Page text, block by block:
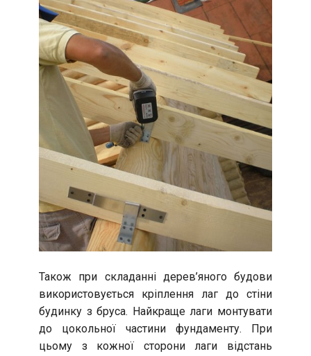
Також при складанні дерев’яного будови
використовується кріплення лаг до стіни
будинку з бруса. Найкраще лаги монтувати
до цокольної частини фундаменту. При
цьому з кожної сторони лаги відстань